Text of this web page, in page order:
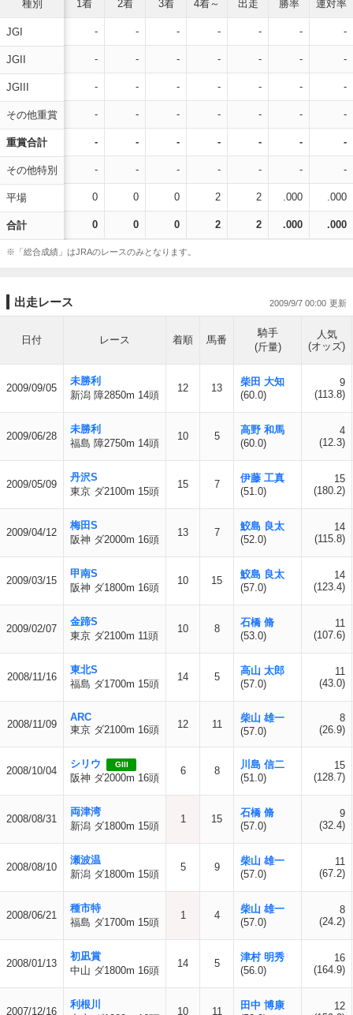
種別
JGI
JGII
JGIII
その他重賞
重賞合計
その他特別
平場
合計
1着 2着 3着 4着～ 出走 勝率 連対率
- - - - - - -
- - - - - - -
- - - - - - -
- - - - - - -
- - - - - - -
- - - - - - -
0 0 0 2 2 .000 .000
0 0 0 2 2 .000 .000
※「総合成績」はJRAのレースのみとなります。
出走レース 2009/9/7 00:00
日付 レース 着順 馬番
騎手
(斤量)
人気
(オッズ)
2009/09/05
未勝利
新潟 障2850m 14頭
12 13
柴田 大知
(60.0)
9
(113.8)
2009/06/28
未勝利
福島 障2750m 14頭
10 5
高野 和馬
(60.0)
4
(12.3)
2009/05/09
丹沢S
東京 ダ2100m 15頭
15 7
伊藤 工真
(51.0)
15
(180.2)
2009/04/12
梅田S
阪神 ダ2000m 16頭
13 7
鮫島 良太
(52.0)
14
(115.8)
2009/03/15
甲南S
阪神 ダ1800m 16頭
10 15
鮫島 良太
(57.0)
14
(123.4)
2009/02/07
金蹄S
東京 ダ2100m 11頭
10 8
石橋 脩
(53.0)
11
(107.6)
2008/11/16
東北S
福島 ダ1700m 15頭
14 5
高山 太郎
(57.0)
11
(43.0)
2008/11/09
ARC
東京 ダ2100m 16頭
12 11
柴山 雄一
(57.0)
8
(26.9)
2008/10/04
シリウ GIII
阪神 ダ2000m 16頭
6 8
川島 信二
(51.0)
15
(128.7)
2008/08/31
両津湾
新潟 ダ1800m 15頭
1 15
石橋 脩
(57.0)
9
(32.4)
2008/08/10
瀬波温
新潟 ダ1800m 15頭
5 9
柴山 雄一
(57.0)
11
(67.2)
2008/06/21
種市特
福島 ダ1700m 15頭
1 4
柴山 雄一
(57.0)
8
(24.2)
2008/01/13
初凪賞
中山 ダ1800m 16頭
14 5
津村 明秀
(56.0)
16
(164.9)
2007/12/16
利根川
10 11
田中 博康
12